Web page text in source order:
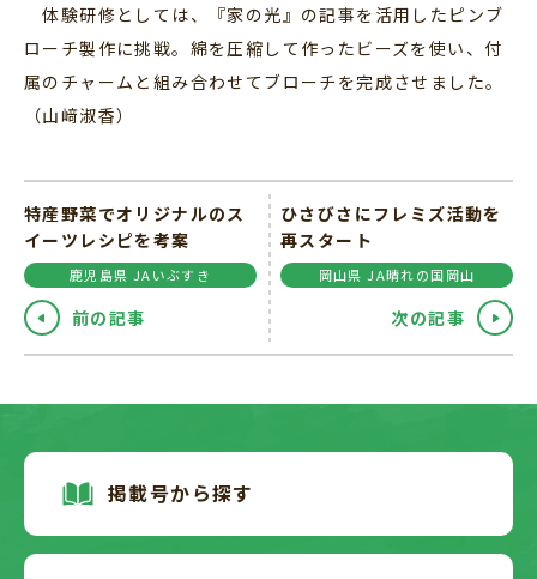
体験研修としては、『家の光』の記事を活用したピンブ
ローチ製作に挑戦。綿を圧縮して作ったビーズを使い、付
属のチャームと組み合わせてブローチを完成させました。
（山﨑淑香）
特産野菜でオリジナルのス
イーツレシピを考案
鹿児島県 JAいぶすき
前の記事
ひさびさにフレミズ活動を
再スタート
岡山県 JA晴れの国岡山
次の記事
掲載号から探す